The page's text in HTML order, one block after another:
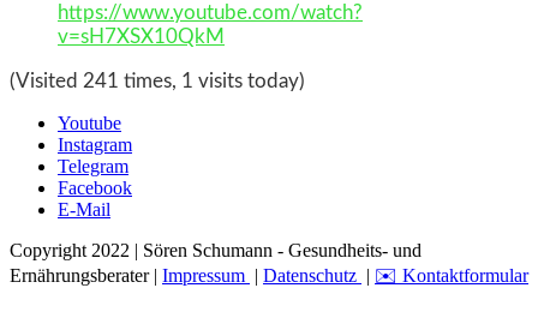
https://www.youtube.com/watch?
v=sH7XSX10QkM
(Visited 241 times, 1 visits today)
Youtube
Instagram
Telegram
Facebook
E-Mail
Copyright 2022 | Sören Schumann - Gesundheits- und
Ernährungsberater | Impressum | Datenschutz | ✉️ Kontaktformular